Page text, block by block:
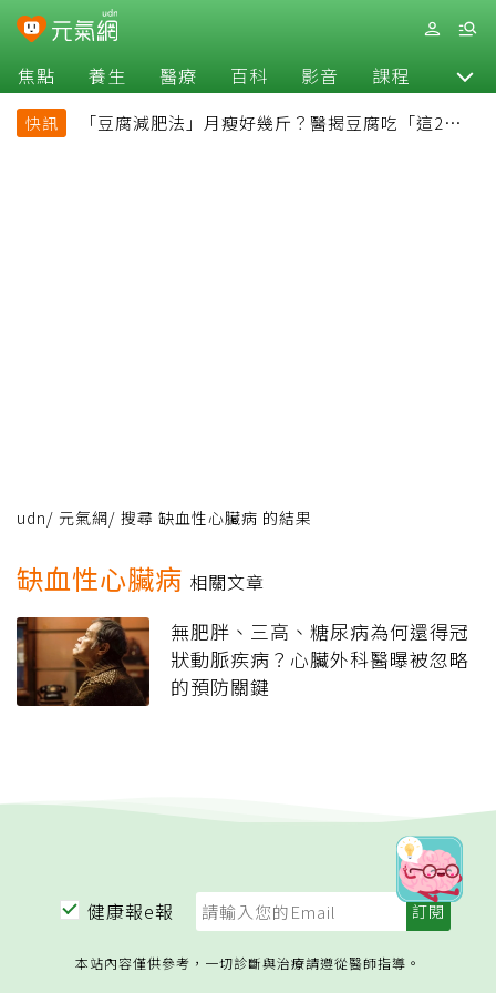
焦點 養生 醫療 百科 影音 課程 退休
快訊
「豆腐減肥法」月瘦好幾斤？醫揭豆腐吃「這2種最
udn/ 元氣網/ 搜尋 缺血性心臟病 的結果
缺血性心臟病 相關文章
無肥胖、三高、糖尿病為何還得冠
狀動脈疾病？心臟外科醫曝被忽略
的預防關鍵
健康報e報
本站內容僅供參考，一切診斷與治療請遵從醫師指導。